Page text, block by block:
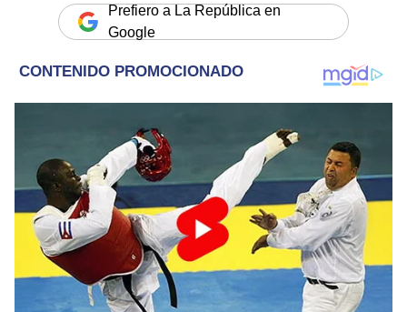
Prefiero a La República en
Google